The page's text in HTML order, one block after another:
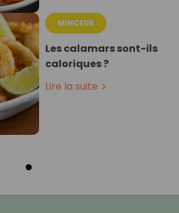
MINCEUR
Les calamars sont-ils
caloriques ?
Lire la suite